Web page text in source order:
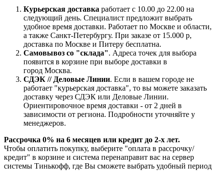
Курьерская доставка работает с 10.00 до 22.00 на
следующий день. Специалист предложит выбрать
удобное время доставки. Работает по Москве и области,
а также Санкт-Петербургу. При заказе от 15.000 р,
доставка по Москве и Питеру бесплатна.
Самовывоз со "склада". Адреса точек для выбора
появится в корзине при выборе доставки в
город Москва.
СДЭК // Деловые Линии. Если в вашем городе не
работает "курьерская доставка", то вы можете заказать
доставку через СДЭК или Деловые Линии.
Ориентировочное время доставки - от 2 дней в
зависимости от региона. Подробности уточняйте у
менеджеров.
Рассрочка 0% на 6 месяцев или кредит до 2-х лет.
Чтобы оплатить покупку, выберите "оплата в рассрочку/
кредит" в корзине и система перенаправит вас на сервер
системы Тинькофф, где Вы сможете выбрать удобный период